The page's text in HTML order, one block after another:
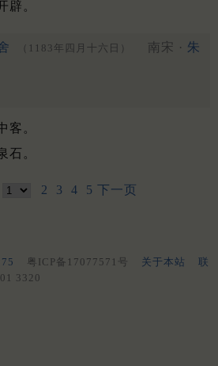
辟。
（1183年四月十六日） 南宋 · 朱
客。
石。
2 3 4 5 下一页
粤ICP备17077571号 关于本站
联
3320